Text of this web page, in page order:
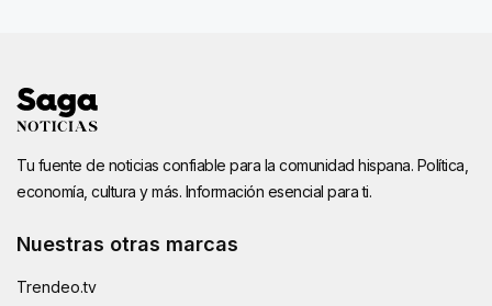
Tu fuente de noticias confiable para la comunidad hispana. Política,
economía, cultura y más. Información esencial para ti.
Nuestras otras marcas
Trendeo.tv